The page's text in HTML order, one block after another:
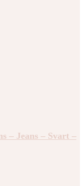
– Jeans – Svart –